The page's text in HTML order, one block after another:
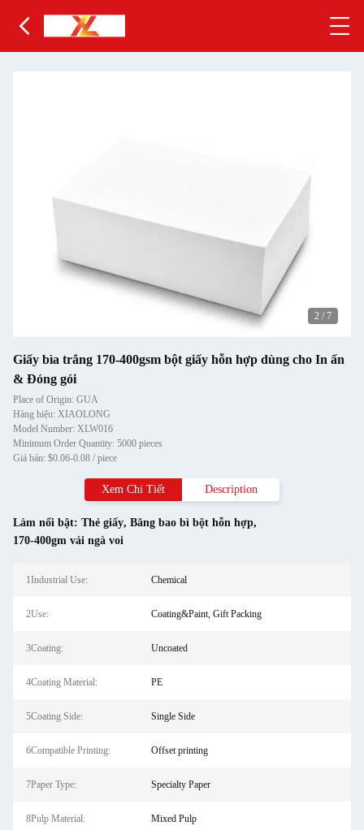
2 / 7
Giấy bìa trắng 170-400gsm bột giấy hỗn hợp dùng cho In ấn
& Đóng gói
Place of Origin: GUA
Hàng hiệu: XIAOLONG
Model Number: XLW016
Minimum Order Quantity: 5000 pieces
Giá bán: $0.06-0.08 / piece
Xem Chi Tiết Description
Làm nổi bật: Thẻ giấy, Băng bao bì bột hỗn hợp,
170-400gm vải ngà voi
1Industrial Use: Chemical
2Use: Coating&Paint, Gift Packing
3Coating: Uncoated
4Coating Material: PE
5Coating Side: Single Side
6Compatible Printing: Offset printing
7Paper Type: Specialty Paper
8Pulp Material: Mixed Pulp